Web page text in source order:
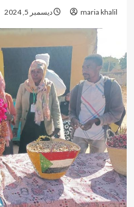
maria khalil ديسمبر 5, 2024